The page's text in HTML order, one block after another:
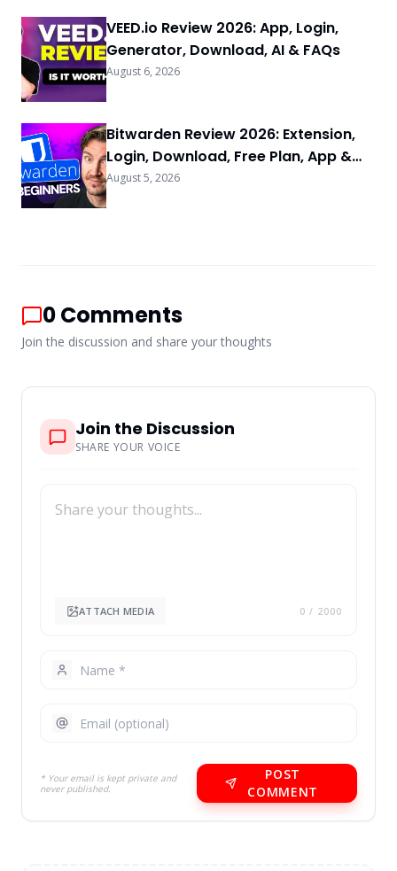
VEED.io Review 2026: App, Login,
Generator, Download, AI & FAQs
August 6, 2026
Bitwarden Review 2026: Extension,
Login, Download, Free Plan, App &
FAQs
August 5, 2026
0Comments
Join the discussion and share your thoughts
Join the Discussion
SHARE YOUR VOICE
ATTACH MEDIA 0 / 2000
* Your email is kept private and
never published.
POST
COMMENT